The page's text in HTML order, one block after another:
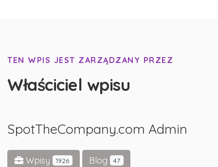
TEN WPIS JEST ZARZĄDZANY PRZEZ
Właściciel wpisu
SpotTheCompany.com Admin
Wpisy 1926 Blog 47